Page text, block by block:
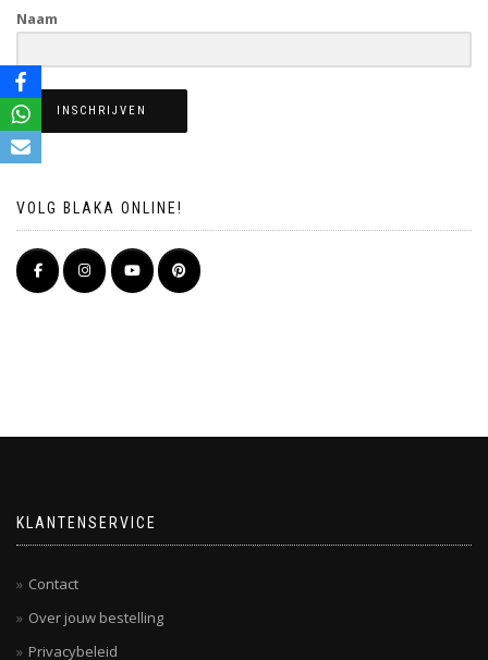
Naam
INSCHRIJVEN
VOLG BLAKA ONLINE!
KLANTENSERVICE
Contact
Over jouw bestelling
Privacybeleid